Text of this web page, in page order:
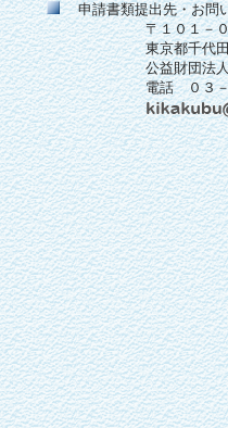
申請書類提出先・お問
〒１０１－００
東京都千代田区鍛冶
公益財団法人 放
電話 ０３－５２